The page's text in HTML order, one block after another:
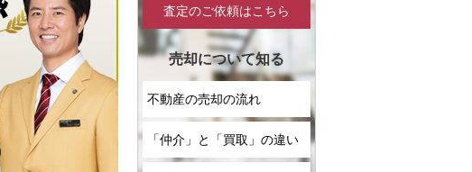
査定のご依頼はこちら
売却について知る
不動産の売却の流れ
「仲介」と「買取」の違い